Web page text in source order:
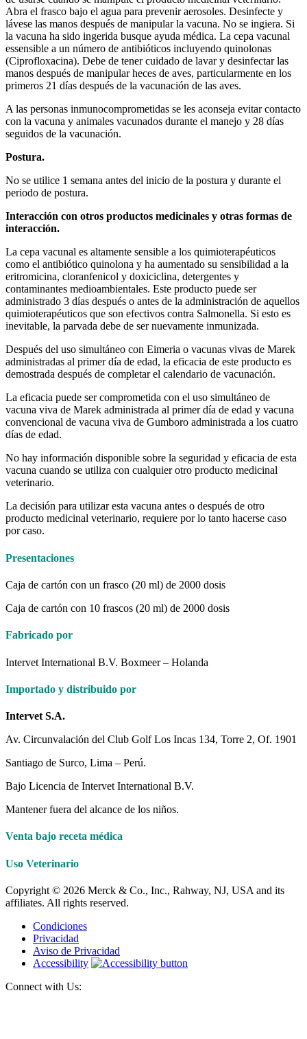
Abra el frasco bajo el agua para prevenir aerosoles. Desinfecte y
lávese las manos después de manipular la vacuna. No se ingiera. Si
la vacuna ha sido ingerida busque ayuda médica. La cepa vacunal
essensible a un número de antibióticos incluyendo quinolonas
(Ciprofloxacina). Debe de tener cuidado de lavar y desinfectar las
manos después de manipular heces de aves, particularmente en los
primeros 21 días después de la vacunación de las aves.
A las personas inmunocomprometidas se les aconseja evitar contacto
con la vacuna y animales vacunados durante el manejo y 28 días
seguidos de la vacunación.
Postura.
No se utilice 1 semana antes del inicio de la postura y durante el
periodo de postura.
Interacción con otros productos medicinales y otras formas de
interacción.
La cepa vacunal es altamente sensible a los quimioterapéuticos
como el antibiótico quinolona y ha aumentado su sensibilidad a la
eritromicina, cloranfenicol y doxiciclina, detergentes y
contaminantes medioambientales. Este producto puede ser
administrado 3 días después o antes de la administración de aquellos
quimioterapéuticos que son efectivos contra Salmonella. Si esto es
inevitable, la parvada debe de ser nuevamente inmunizada.
Después del uso simultáneo con Eimeria o vacunas vivas de Marek
administradas al primer día de edad, la eficacia de este producto es
demostrada después de completar el calendario de vacunación.
La eficacia puede ser comprometida con el uso simultáneo de
vacuna viva de Marek administrada al primer día de edad y vacuna
convencional de vacuna viva de Gumboro administrada a los cuatro
días de edad.
No hay información disponible sobre la seguridad y eficacia de esta
vacuna cuando se utiliza con cualquier otro producto medicinal
veterinario.
La decisión para utilizar esta vacuna antes o después de otro
producto medicinal veterinario, requiere por lo tanto hacerse caso
por caso.
Presentaciones
Caja de cartón con un frasco (20 ml) de 2000 dosis
Caja de cartón con 10 frascos (20 ml) de 2000 dosis
Fabricado por
Intervet International B.V. Boxmeer – Holanda
Importado y distribuido por
Intervet S.A.
Av. Circunvalación del Club Golf Los Incas 134, Torre 2, Of. 1901
Santiago de Surco, Lima – Perú.
Bajo Licencia de Intervet International B.V.
Mantener fuera del alcance de los niños.
Venta bajo receta médica
Uso Veterinario
Copyright © 2026 Merck & Co., Inc., Rahway, NJ, USA and its
affiliates. All rights reserved.
Condiciones
Privacidad
Aviso de Privacidad
Accessibility
Connect with Us: